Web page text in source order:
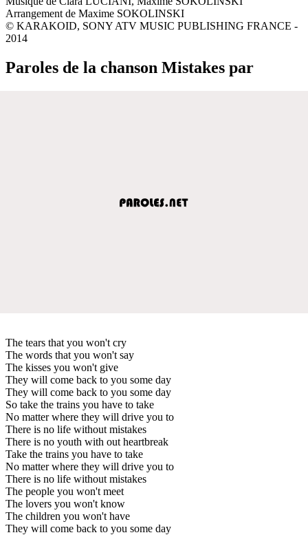
Arrangement de Maxime SOKOLINSKI
© KARAKOID, SONY ATV MUSIC PUBLISHING FRANCE -
2014
Paroles de la chanson Mistakes par
The tears that you won't cry
The words that you won't say
The kisses you won't give
They will come back to you some day
They will come back to you some day
So take the trains you have to take
No matter where they will drive you to
There is no life without mistakes
There is no youth with out heartbreak
Take the trains you have to take
No matter where they will drive you to
There is no life without mistakes
The people you won't meet
The lovers you won't know
The children you won't have
They will come back to you some day